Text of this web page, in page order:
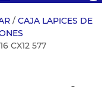
/ CAJA LAPICES DE
CX12 577